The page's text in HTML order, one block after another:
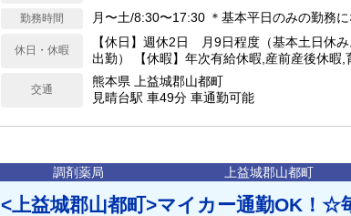
勤務時間 月〜土/8:30〜17:30 ＊基本平日のみの勤務に
休日・休暇
【休日】週休2日 月9日程度（基本土日休
出勤） 【休暇】年次有給休暇,産前産後休暇
暇 【年間休日】108日
交通
熊本県 上益城郡山都町
見晴台駅 車49分 車通勤可能
調剤薬局 上益城郡山都町
<上益城郡山都町>マイカー通勤OK！☆